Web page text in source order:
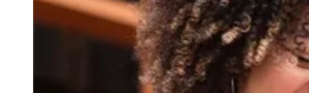
Anuncie no Portal
Guia de Empresas
Divulgar Vagas
Publicidade Legal